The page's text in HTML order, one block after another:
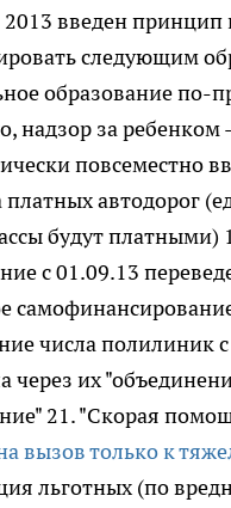
2013 введен
следующим
образование по-
надзор за
повсеместно
автодорог
будут платными)
с 01.09.13
числа полилиник
через их
21. "Скорая
вызов только к
льготных (по